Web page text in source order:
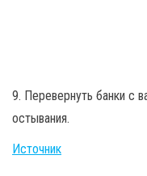
9. Перевернуть банки с
остывания.
Источник